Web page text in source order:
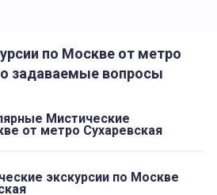
по Москве от метро
задаваемые вопросы
Мистические
от метро Сухаревская
экскурсии по Москве